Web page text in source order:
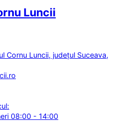
Luncii
Cornu Luncii, județul Suceava,
08:00 - 14:00